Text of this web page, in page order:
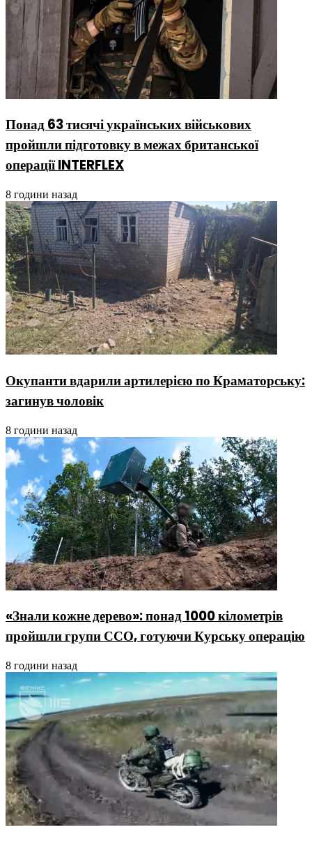
Понад 63 тисячі українських військових
пройшли підготовку в межах британської
операції INTERFLEX
8 години назад
Окупанти вдарили артилерією по Краматорську:
загинув чоловік
8 години назад
«Знали кожне дерево»: понад 1000 кілометрів
пройшли групи ССО, готуючи Курську операцію
8 години назад